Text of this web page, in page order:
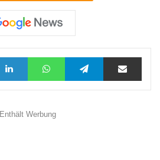
LinkedInWhatsAppTelegramTeilen via E-Mail
Enthält Werbung